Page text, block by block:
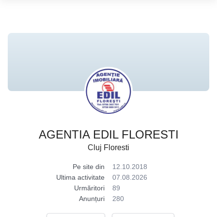
AGENTIA EDIL FLORESTI
Cluj Floresti
Pe site din
12.10.2018
Ultima activitate
07.08.2026
Urmăritori
89
Anunțuri
280